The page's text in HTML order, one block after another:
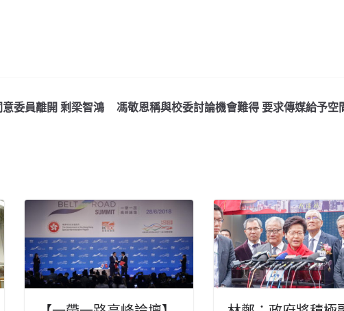
委員離開 剩梁智鴻
馮敬恩稱與校委討論機會難得 要求傳媒給予空